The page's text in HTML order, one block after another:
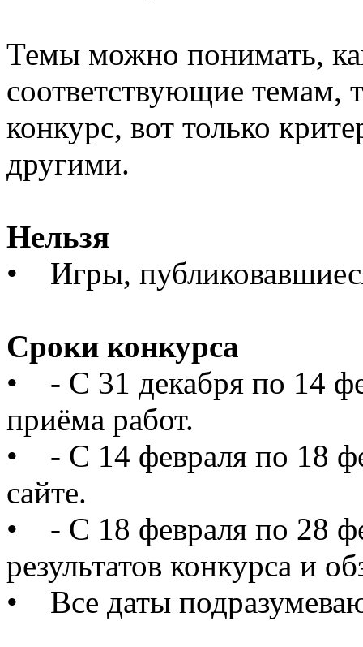
Темы можно понимать,
соответствующие темам,
конкурс, вот только
другими.
Нельзя
• Игры,
Сроки конкурса
• - С 31 декабря по 14
приёма работ.
• - С 14 февраля по 18
сайте.
• - C 18 февраля по 28
результатов конкурса и
• Все даты